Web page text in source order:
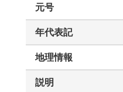
元号
年代表記
地理情報
説明